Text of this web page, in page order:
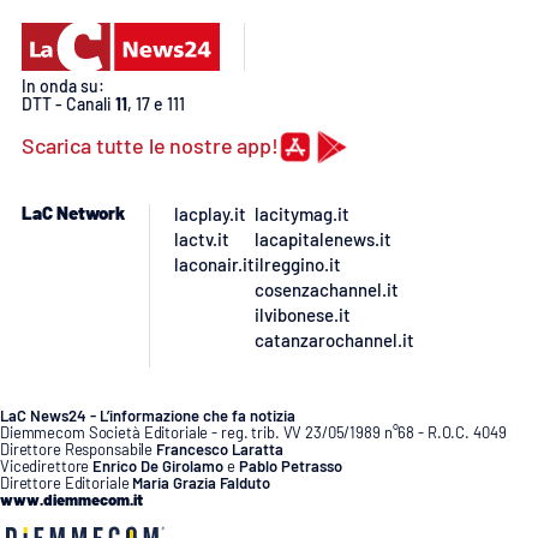
In onda su:
DTT - Canali 11, 17 e 111
Scarica tutte le nostre app!
LaC Network
lacplay.it
lactv.it
laconair.it
lacitymag.it
lacapitalenews.it
ilreggino.it
cosenzachannel.it
ilvibonese.it
catanzarochannel.it
LaC News24 - L’informazione che fa notizia
Diemmecom Società Editoriale - reg. trib. VV 23/05/1989 n°68 - R.O.C. 4049
Direttore Responsabile Francesco Laratta
Vicedirettore Enrico De GirolamoePablo Petrasso
Direttore Editoriale Maria Grazia Falduto
www.diemmecom.it